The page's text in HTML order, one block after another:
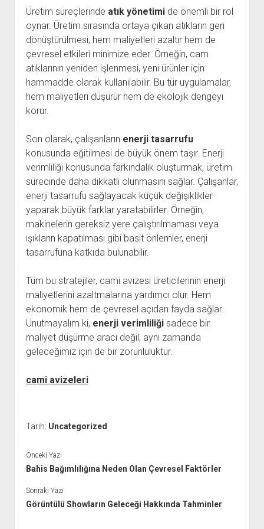
Üretim süreçlerinde atık yönetimide önemli bir rol
oynar. Üretim sırasında ortaya çıkan atıkların geri
dönüştürülmesi, hem maliyetleri azaltır hem de
çevresel etkileri minimize eder. Örneğin, cam
atıklarının yeniden işlenmesi, yeni ürünler için
hammadde olarak kullanılabilir. Bu tür uygulamalar,
hem maliyetleri düşürür hem de ekolojik dengeyi
korur.
Son olarak, çalışanların enerji tasarrufu
konusunda eğitilmesi de büyük önem taşır. Enerji
verimliliği konusunda farkındalık oluşturmak, üretim
sürecinde daha dikkatli olunmasını sağlar. Çalışanlar,
enerji tasarrufu sağlayacak küçük değişiklikler
yaparak büyük farklar yaratabilirler. Örneğin,
makinelerin gereksiz yere çalıştırılmaması veya
ışıkların kapatılması gibi basit önlemler, enerji
tasarrufuna katkıda bulunabilir.
Tüm bu stratejiler, cami avizesi üreticilerinin enerji
maliyetlerini azaltmalarına yardımcı olur. Hem
ekonomik hem de çevresel açıdan fayda sağlar.
Unutmayalım ki, enerji verimliliğisadece bir
maliyet düşürme aracı değil, aynı zamanda
geleceğimiz için de bir zorunluluktur.
cami avizeleri
Tarih: Uncategorized
Önceki Yazı
Bahis Bağımlılığına Neden Olan Çevresel Faktörler
Sonraki Yazı
Görüntülü Showların Geleceği Hakkında Tahminler